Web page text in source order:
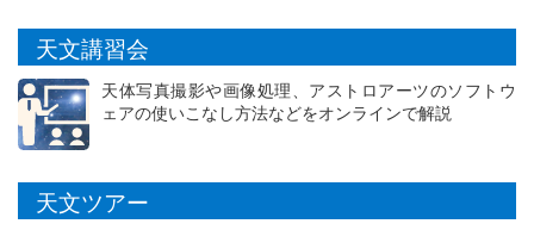
天文講習会
天体写真撮影や画像処理、アストロアーツのソフトウ
ェアの使いこなし方法などをオンラインで解説
天文ツアー